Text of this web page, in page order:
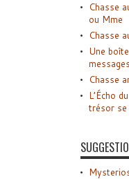
Chasse
ou Mme
Chasse
Une
Chasse
L’Écho
trésor se